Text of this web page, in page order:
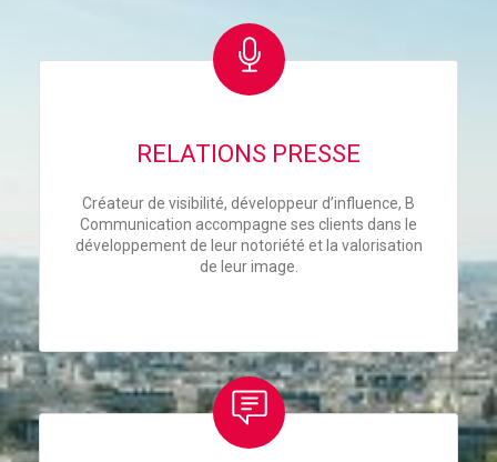
RELATIONS PRESSE
Créateur de visibilité, développeur d’influence, B
Communication accompagne ses clients dans le
développement de leur notoriété et la valorisation
de leur image.